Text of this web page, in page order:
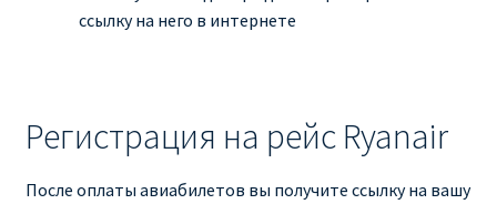
ссылку на него в интернете
Регистрация на рейс Ryanair
После оплаты авиабилетов вы получите ссылку на вашу